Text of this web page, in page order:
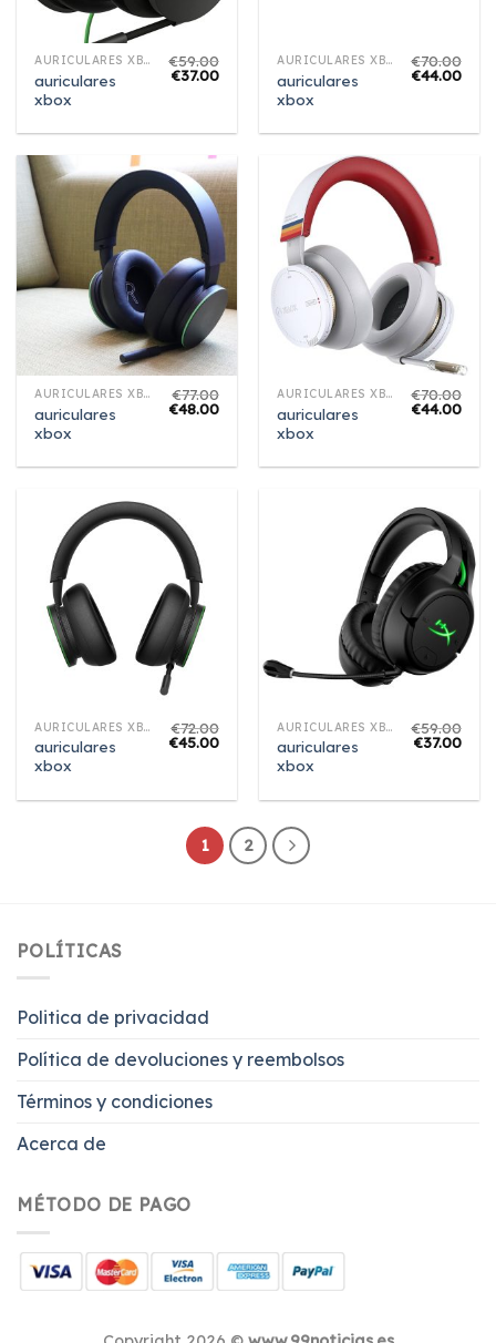
AURICULARES XBOX
auriculares
xbox
€59.00
€37.00
AURICULARES XBOX
auriculares
xbox
€70.00
€44.00
AURICULARES XBOX
auriculares
xbox
€77.00
€48.00
AURICULARES XBOX
auriculares
xbox
€70.00
€44.00
AURICULARES XBOX
auriculares
xbox
€72.00
€45.00
AURICULARES XBOX
auriculares
xbox
€59.00
€37.00
1 2
POLÍTICAS
Politica de privacidad
Política de devoluciones y reembolsos
Términos y condiciones
Acerca de
MÉTODO DE PAGO